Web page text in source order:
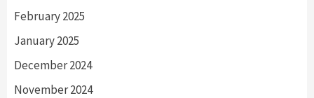
February 2025
January 2025
December 2024
November 2024